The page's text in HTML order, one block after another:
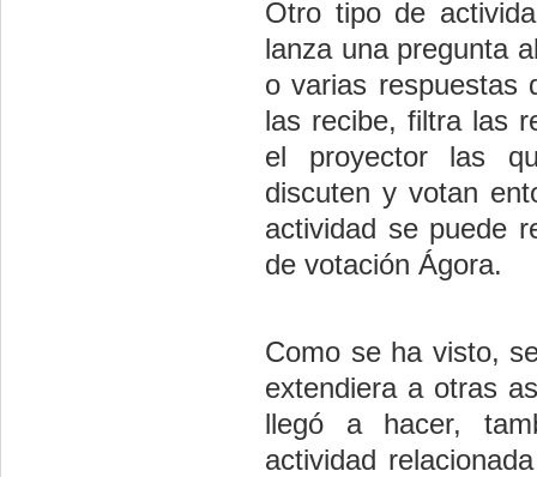
Otro tipo de
lanza una pregunta
o varias respuestas
las recibe, filtra las
el proyector las
discuten y votan
actividad se puede
de votación Ágora.
Como se ha visto,
extendiera a otras
llegó a hacer,
actividad